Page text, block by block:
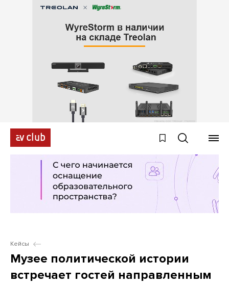
Кейсы
Музее политической истории
встречает гостей направленным